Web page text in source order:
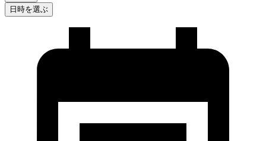
日時を選ぶ